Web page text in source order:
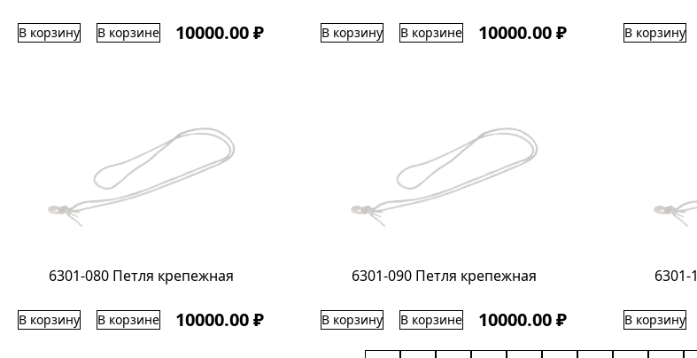
В корзину В корзине 10000.00 ₽ В корзину В корзине 10000.00 ₽ В корзину
6301-080 Петля крепежная
В корзину В корзине 10000.00 ₽
6301-090 Петля крепежная
В корзину В корзине 10000.00 ₽
6301-
В корзину